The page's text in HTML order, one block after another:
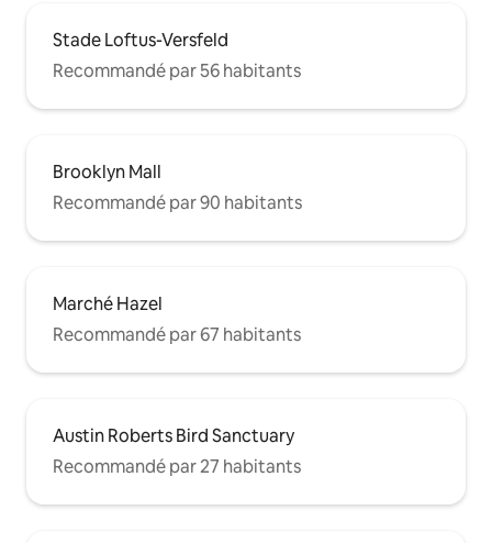
Stade Loftus-Versfeld
Recommandé par 56 habitants
Brooklyn Mall
Recommandé par 90 habitants
Marché Hazel
Recommandé par 67 habitants
Austin Roberts Bird Sanctuary
Recommandé par 27 habitants